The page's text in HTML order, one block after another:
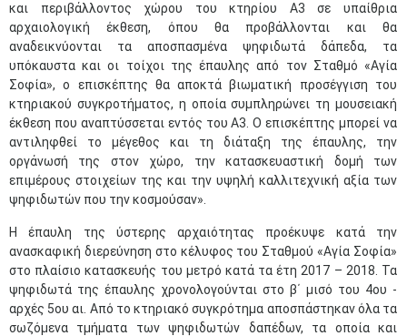
και περιβάλλοντος χώρου του κτηρίου Α3 σε υπαίθρια
αρχαιολογική έκθεση, όπου θα προβάλλονται και θα
αναδεικνύονται τα αποσπασμένα ψηφιδωτά δάπεδα, τα
υπόκαυστα και οι τοίχοι της έπαυλης από τον Σταθμό «Αγία
Σοφία», ο επισκέπτης θα αποκτά βιωματική προσέγγιση του
κτηριακού συγκροτήματος, η οποία συμπληρώνει τη μουσειακή
έκθεση που αναπτύσσεται εντός του Α3. Ο επισκέπτης μπορεί να
αντιληφθεί το μέγεθος και τη διάταξη της έπαυλης, την
οργάνωσή της στον χώρο, την κατασκευαστική δομή των
επιμέρους στοιχείων της και την υψηλή καλλιτεχνική αξία των
ψηφιδωτών που την κοσμούσαν».
Η έπαυλη της ύστερης αρχαιότητας προέκυψε κατά την
ανασκαφική διερεύνηση στο κέλυφος του Σταθμού «Αγία Σοφία»
στο πλαίσιο κατασκευής του μετρό κατά τα έτη 2017 – 2018. Τα
ψηφιδωτά της έπαυλης χρονολογούνται στο β΄ μισό του 4ου -
αρχές 5ου αι. Από το κτηριακό συγκρότημα αποσπάστηκαν όλα τα
σωζόμενα τμήματα των ψηφιδωτών δαπέδων, τα οποία και